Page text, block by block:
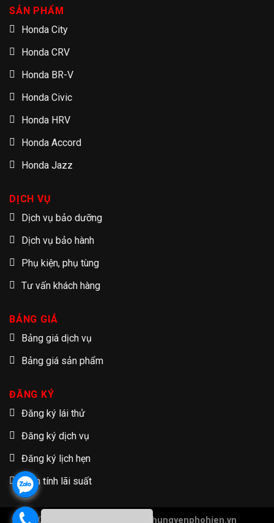
SẢN PHẨM
Honda City
Honda CRV
Honda BR-V
Honda Civic
Honda HRV
Honda Accord
Honda Jazz
DỊCH VỤ
Dịch vụ bảo dưỡng
Dịch vụ bảo hành
Phụ kiện, phụ tùng
Tư vấn khách hàng
BẢNG GIÁ
Bảng giá dịch vụ
Bảng giá sản phẩm
ĐĂNG KÝ
Đăng ký lái thử
Đăng ký dịch vụ
Đăng ký lịch hẹn
Tạm tính lãi suất
Copyright 2026 © Hondaotohungyenphohien.vn